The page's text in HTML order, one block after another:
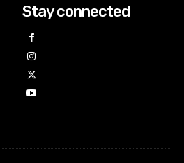
Stay connected